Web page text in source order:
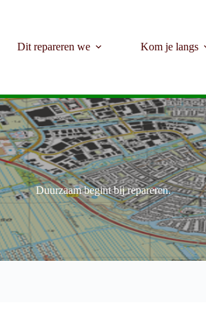
Dit repareren we Kom je langs
Welkom bij het Repair Café Kerk en Zanen
Duurzaam begint bij repareren.